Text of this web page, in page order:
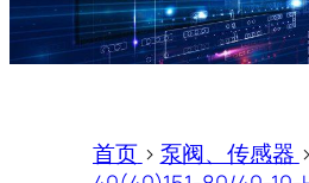
首页 > 泵阀、传感器 >